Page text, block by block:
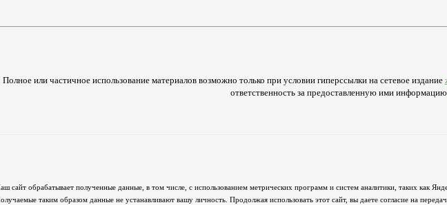
Полное или частичное использование материалов возможно только при условии гиперссылки на сетевое издание
ответственность за предоставленную ими
сайт обрабатывает полученные данные, в том числе, с использованием метрических программ и систем аналитики, таких как
таким образом данные не устанавливают вашу личность. Продолжая использовать этот сайт, вы даете согласие на